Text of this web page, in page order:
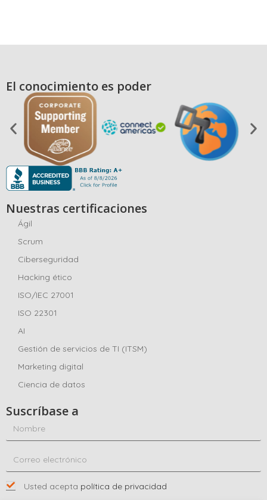
El conocimiento es poder
Nuestras certificaciones
Ágil
Scrum
Ciberseguridad
Hacking ético
ISO/IEC 27001
ISO 22301
AI
Gestión de servicios de TI (ITSM)
Marketing digital
Ciencia de datos
Suscríbase a
Usted acepta política de privacidad